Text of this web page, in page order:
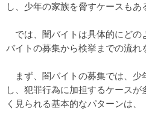
し、少年の家族を脅すケースもあ
では、闇バイトは具体的にどの
バイトの募集から検挙までの流れ
まず、闇バイトの募集では、少
し、犯罪行為に加担するケース
く見られる基本的なパターンは、